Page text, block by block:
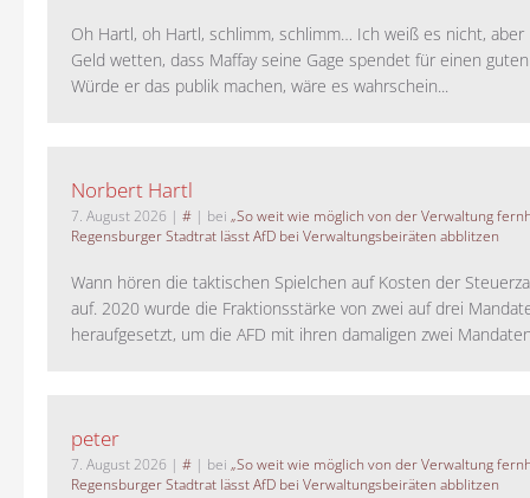
Oh Hartl, oh Hartl, schlimm, schlimm… Ich weiß es nicht, aber
Geld wetten, dass Maffay seine Gage spendet für einen
Würde er das publik machen, wäre es wahrschein...
Norbert Hartl
7. August 2026 | # | bei „So weit wie möglich von der Verwaltung
Regensburger Stadtrat lässt AfD bei Verwaltungsbeiräten abblitzen
Wann hören die taktischen Spielchen auf Kosten der
auf. 2020 wurde die Fraktionsstärke von zwei auf drei
heraufgesetzt, um die AFD mit ihren damaligen zwei
peter
7. August 2026 | # | bei „So weit wie möglich von der Verwaltung
Regensburger Stadtrat lässt AfD bei Verwaltungsbeiräten abblitzen